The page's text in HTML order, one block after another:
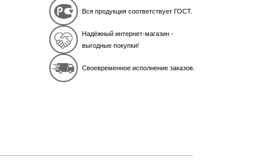
Вся продукция соответствует ГОСТ.
Надёжный интернет-магазин -
выгодные покупки!
Своевременное исполнение заказов.